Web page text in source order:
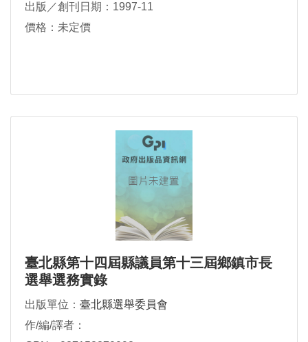
出版／創刊日期：1997-11
價格：未定價
臺北縣第十四屆縣議員第十三屆鄉鎮市長
選舉選務實錄
出版單位： 臺北縣選舉委員會
作/編/譯者：